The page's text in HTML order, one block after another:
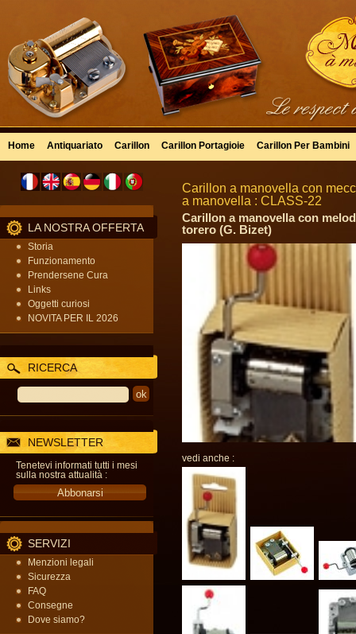
Home Antiquariato Carillon Carillon Portagioie Carillon Per Bambini
LA NOSTRA OFFERTA
Storia
Funzionamento
Prendersene Cura
Links
Oggetti curiosi
NOVITA PER IL 2026
RICERCA
NEWSLETTER
Tenetevi informati tutti i mesi
sulla nostra attualità :
SERVIZI
Menzioni legali
Sicurezza
FAQ
Consegne
Dove siamo?
Carillon a manovella con
a manovella : CLASS-22
Carillon a manovella con
torero (G. Bizet)
vedi anche :